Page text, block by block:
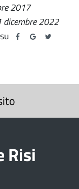
2017
dicembre 2022
Risi